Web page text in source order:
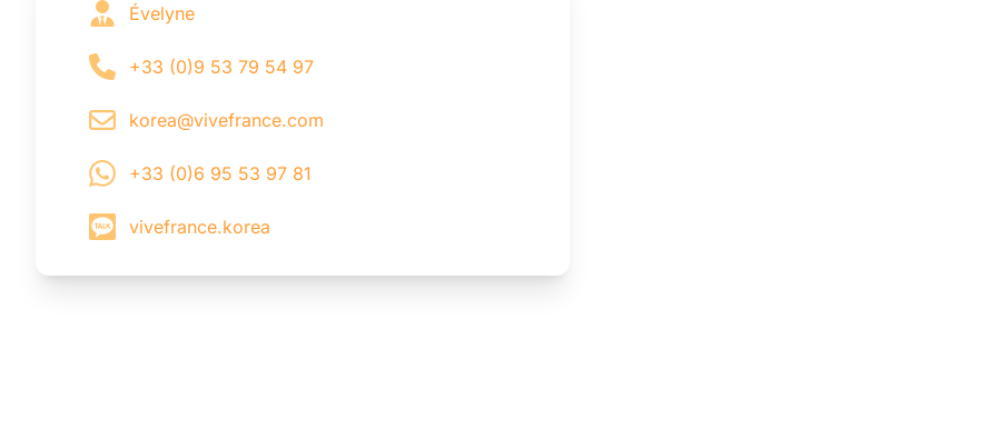
Évelyne
+33 (0)9 53 79 54 97
korea@vivefrance.com
+33 (0)6 95 53 97 81
vivefrance.korea